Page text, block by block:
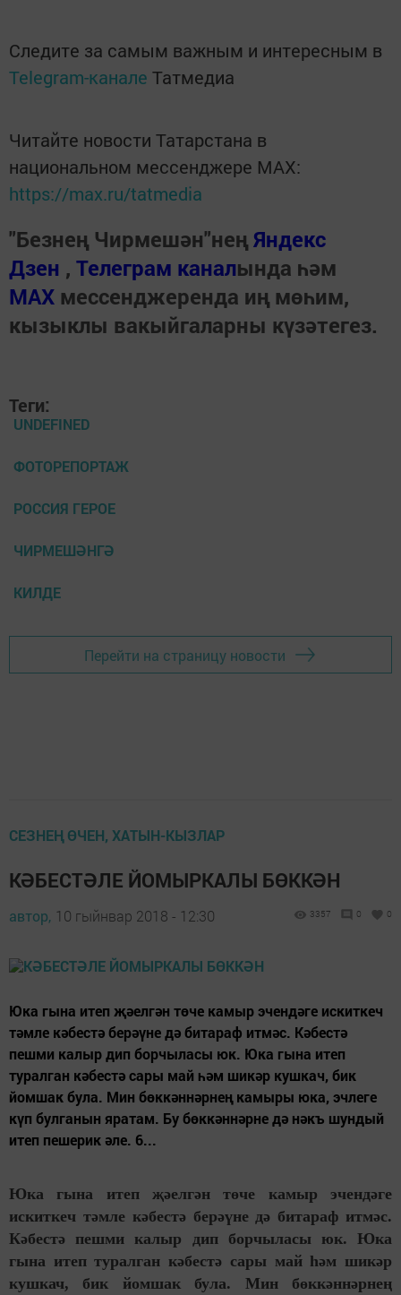
Следите за самым важным и интересным в
Telegram-канале Татмедиа
Читайте новости Татарстана в
национальном мессенджере MАХ:
https://max.ru/tatmedia
"Безнең Чирмешән"неңЯндекс
Дзен , Телеграм каналында һәм
МАХ мессенджеренда иң мөһим,
кызыклы вакыйгаларны күзәтегез.
Теги:
UNDEFINED
ФОТОРЕПОРТАЖ
РОССИЯ ГЕРОЕ
ЧИРМЕШӘНГӘ
КИЛДЕ
Перейти на страницу новости
СЕЗНЕҢ ӨЧЕН, ХАТЫН-КЫЗЛАР
КӘБЕСТӘЛЕ ЙОМЫРКАЛЫ БӨККӘН
автор, 10 гыйнвар 2018 - 12:30 3357 0 0
Юка гына итеп җәелгән төче камыр эчендәге искиткеч
тәмле кәбестә берәүне дә битараф итмәс. Кәбестә
пешми калыр дип борчыласы юк. Юка гына итеп
туралган кәбестә сары май һәм шикәр кушкач, бик
йомшак була. Мин бөккәннәрнең камыры юка, эчлеге
күп булганын яратам. Бу бөккәннәрне дә нәкъ шундый
итеп пешерик әле. 6...
Юка гына итеп җәелгән төче камыр эчендәге
искиткеч тәмле кәбестә берәүне дә битараф итмәс.
Кәбестә пешми калыр дип борчыласы юк. Юка
гына итеп туралган кәбестә сары май һәм шикәр
кушкач, бик йомшак була. Мин бөккәннәрнең